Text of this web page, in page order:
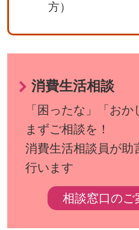
方）
消費生活相談
「困ったな」「お
まずご相談を！
消費生活相談員が助
行います
相談窓口のご